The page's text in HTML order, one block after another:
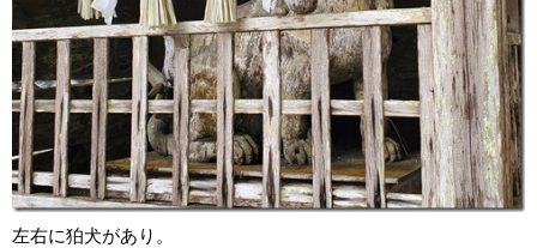
左右に狛犬があり。